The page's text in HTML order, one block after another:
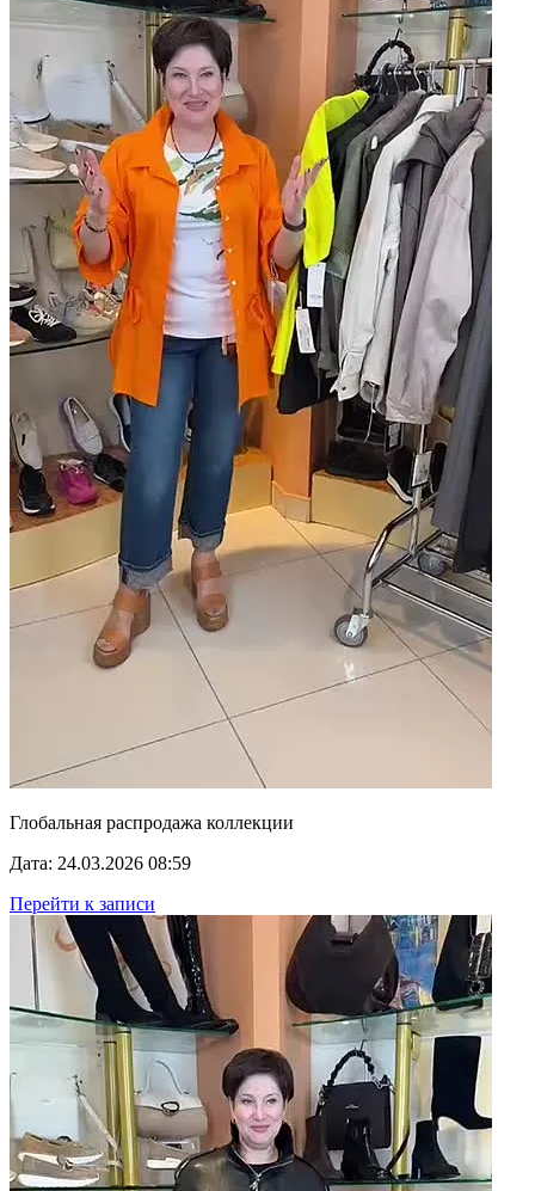
Глобальная распродажа коллекции
Дата: 24.03.2026 08:59
Перейти к записи